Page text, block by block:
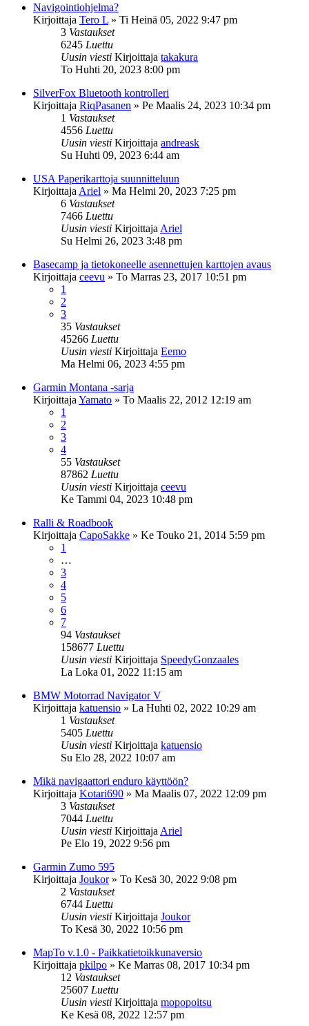
Navigointiohjelma?
Kirjoittaja Tero L » Ti Heinä 05, 2022 9:47 pm
3 Vastaukset
6245 Luettu
Uusin viesti Kirjoittaja takakura
To Huhti 20, 2023 8:00 pm
SilverFox Bluetooth kontrolleri
Kirjoittaja RiqPasanen » Pe Maalis 24, 2023 10:34 pm
1 Vastaukset
4556 Luettu
Uusin viesti Kirjoittaja andreask
Su Huhti 09, 2023 6:44 am
USA Paperikarttoja suunnitteluun
Kirjoittaja Ariel » Ma Helmi 20, 2023 7:25 pm
6 Vastaukset
7466 Luettu
Uusin viesti Kirjoittaja Ariel
Su Helmi 26, 2023 3:48 pm
Basecamp ja tietokoneelle asennettujen karttojen avaus
Kirjoittaja ceevu » To Marras 23, 2017 10:51 pm
1
2
3
35 Vastaukset
45266 Luettu
Uusin viesti Kirjoittaja Eemo
Ma Helmi 06, 2023 4:55 pm
Garmin Montana -sarja
Kirjoittaja Yamato » To Maalis 22, 2012 12:19 am
1
2
3
4
55 Vastaukset
87862 Luettu
Uusin viesti Kirjoittaja ceevu
Ke Tammi 04, 2023 10:48 pm
Ralli & Roadbook
Kirjoittaja CapoSakke » Ke Touko 21, 2014 5:59 pm
1
…
3
4
5
6
7
94 Vastaukset
158677 Luettu
Uusin viesti Kirjoittaja SpeedyGonzaales
La Loka 01, 2022 11:15 am
BMW Motorrad Navigator V
Kirjoittaja katuensio » La Huhti 02, 2022 10:29 am
1 Vastaukset
5405 Luettu
Uusin viesti Kirjoittaja katuensio
Su Elo 28, 2022 10:07 am
Mikä navigaattori enduro käyttöön?
Kirjoittaja Kotari690 » Ma Maalis 07, 2022 12:09 pm
3 Vastaukset
7044 Luettu
Uusin viesti Kirjoittaja Ariel
Pe Elo 19, 2022 9:56 pm
Garmin Zumo 595
Kirjoittaja Joukor» To Kesä 30, 2022 9:08 pm
2 Vastaukset
6744 Luettu
Uusin viesti Kirjoittaja Joukor
To Kesä 30, 2022 10:56 pm
MapTo v.1.0 - Paikkatietoikkunaversio
Kirjoittaja pkilpo » Ke Marras 08, 2017 10:34 pm
12 Vastaukset
25607 Luettu
Uusin viesti Kirjoittaja mopopoitsu
Ke Kesä 08, 2022 12:57 pm